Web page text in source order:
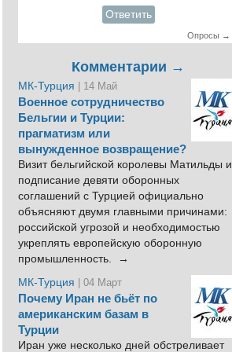
Ответить
Опросы →
Комментарии →
МК-Турция | 14 Май
Военное сотрудничество
Бельгии и Турции:
прагматизм или
вынужденное возвращение?
Визит бельгийской королевы Матильды и
подписание девяти оборонных
соглашений с Турцией официально
объясняют двумя главными причинами:
российской угрозой и необходимостью
укреплять европейскую оборонную
промышленность. →
МК-Турция
| 04 Март
Почему Иран не бьёт по
американским базам в
Турции
Иран уже несколько дней обстреливает